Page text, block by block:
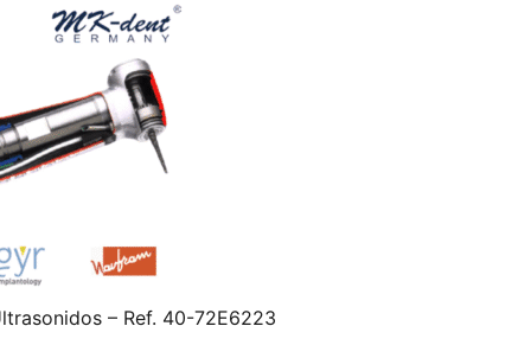
– Ref. 40-72E6223